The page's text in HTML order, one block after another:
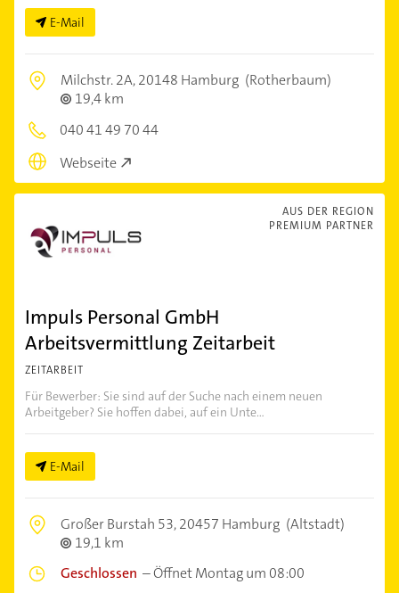
E-Mail
Milchstr. 2A,20148 Hamburg (Rotherbaum)
19,4 km
040 41 49 70 44
Webseite
AUS DER REGION
PREMIUM PARTNER
Impuls Personal GmbH
Arbeitsvermittlung Zeitarbeit
ZEITARBEIT
Für Bewerber: Sie sind auf der Suche nach einem neuen
Arbeitgeber? Sie hoffen dabei, auf ein Unte...
E-Mail
Großer Burstah 53,20457 Hamburg (Altstadt)
19,1 km
Geschlossen –Öffnet Montag um 08:00